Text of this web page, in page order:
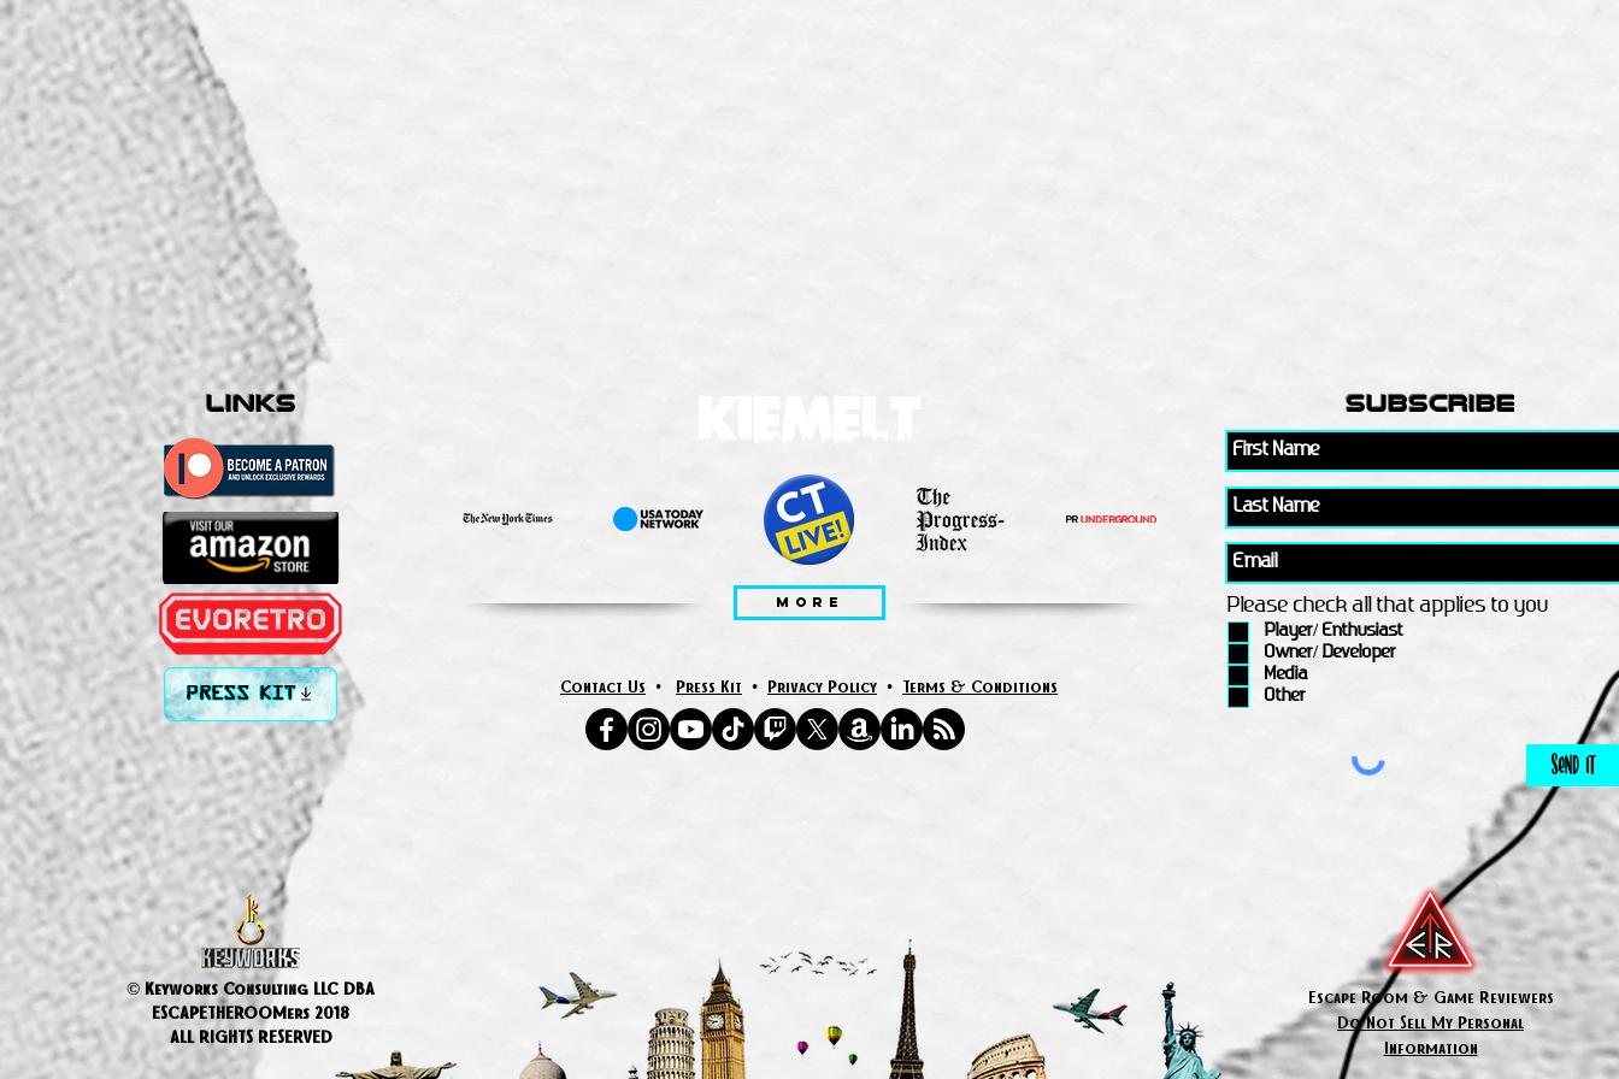
links subscribe
Escape Room & Game Reviewers
PRESS KIT
Please check all that applies to you
Player/ Enthusiast
Owner/ Developer
Media
Other
Send It
© Keyworks Consulting LLC DBA
ESCAPETHEROOMers 2018
ALL RIGHTS RESERVED
Do Not Sell My Personal
Information
Contact Us • Press Kit • Privacy Policy • Terms & Conditions
MORE